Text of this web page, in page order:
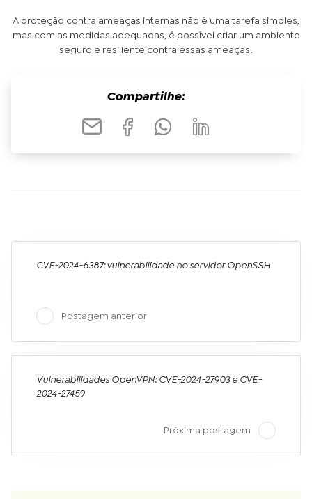
A proteção contra ameaças internas não é uma tarefa simples,
mas com as medidas adequadas, é possível criar um ambiente
seguro e resiliente contra essas ameaças.
Compartilhe:
CVE-2024-6387: vulnerabilidade no servidor OpenSSH
Postagem anterior
Vulnerabilidades OpenVPN: CVE-2024-27903 e CVE-
2024-27459
Próxima postagem